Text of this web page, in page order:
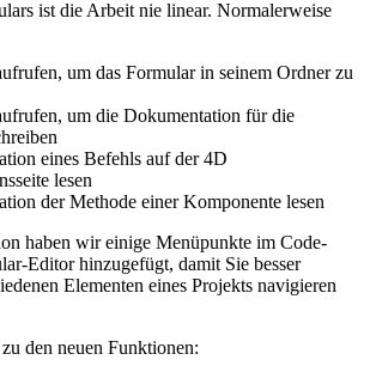
ist die Arbeit nie linear. Normalerweise
um das Formular in seinem Ordner zu
um die Dokumentation für die
eines Befehls auf der 4D
lesen
der Methode einer Komponente lesen
haben wir einige Menüpunkte im Code-
Editor hinzugefügt, damit Sie besser
Elementen eines Projekts navigieren
den neuen Funktionen: